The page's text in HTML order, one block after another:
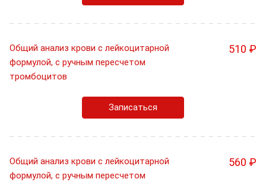
Общий анализ крови с лейкоцитарной
формулой, с ручным пересчетом
тромбоцитов
510 ₽
Записаться
Общий анализ крови с лейкоцитарной
формулой, с ручным пересчетом
560 ₽